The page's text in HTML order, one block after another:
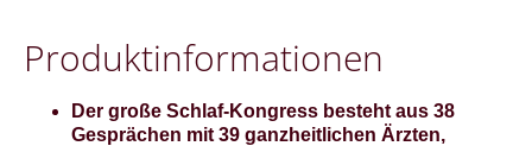
Pro­dukt­in­for­ma­tio­nen
Der große Schlaf-Kongress besteht aus 38
Gesprächen mit 39 ganzheitlichen Ärzten,